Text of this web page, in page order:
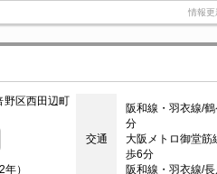
情報更
野区西田辺町
交通
阪和線・羽衣線/
分
大阪メトロ御堂筋
歩6分
阪和線・羽衣線/
）